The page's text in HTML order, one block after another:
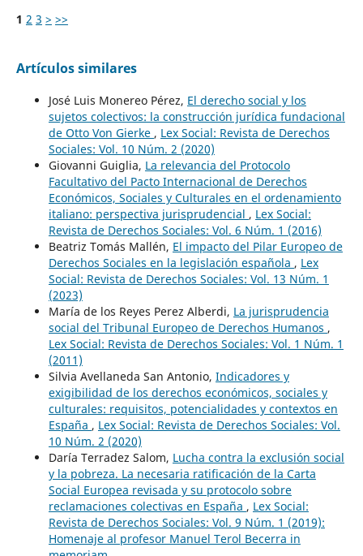
1 2 3 > >>
Artículos similares
José Luis Monereo Pérez, El derecho social y los
sujetos colectivos: la construcción jurídica fundacional
de Otto Von Gierke , Lex Social: Revista de Derechos
Sociales: Vol. 10 Núm. 2 (2020)
Giovanni Guiglia, La relevancia del Protocolo
Facultativo del Pacto Internacional de Derechos
Económicos, Sociales y Culturales en el ordenamiento
italiano: perspectiva jurisprudencial , Lex Social:
Revista de Derechos Sociales: Vol. 6 Núm. 1 (2016)
Beatriz Tomás Mallén, El impacto del Pilar Europeo de
Derechos Sociales en la legislación española , Lex
Social: Revista de Derechos Sociales: Vol. 13 Núm. 1
(2023)
María de los Reyes Perez Alberdi, La jurisprudencia
social del Tribunal Europeo de Derechos Humanos ,
Lex Social: Revista de Derechos Sociales: Vol. 1 Núm. 1
(2011)
Silvia Avellaneda San Antonio, Indicadores y
exigibilidad de los derechos económicos, sociales y
culturales: requisitos, potencialidades y contextos en
España , Lex Social: Revista de Derechos Sociales: Vol.
10 Núm. 2 (2020)
Daría Terradez Salom, Lucha contra la exclusión social
y la pobreza. La necesaria ratificación de la Carta
Social Europea revisada y su protocolo sobre
reclamaciones colectivas en España , Lex Social:
Revista de Derechos Sociales: Vol. 9 Núm. 1 (2019):
Homenaje al profesor Manuel Terol Becerra in